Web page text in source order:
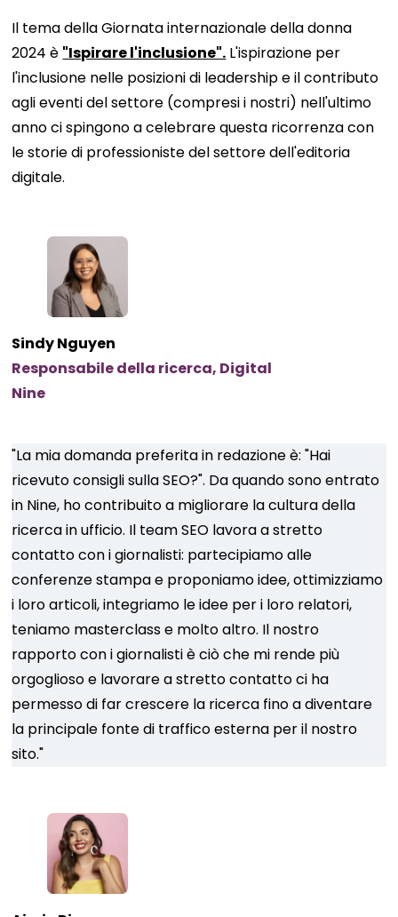
Il tema della Giornata internazionale della donna
2024 è "Ispirare l'inclusione". L'ispirazione per
l'inclusione nelle posizioni di leadership e il contributo
agli eventi del settore (compresi i nostri) nell'ultimo
anno ci spingono a celebrare questa ricorrenza con
le storie di professioniste del settore dell'editoria
digitale.
Sindy Nguyen
Responsabile della ricerca, Digital
Nine
"La mia domanda preferita in redazione è: "Hai
ricevuto consigli sulla SEO?". Da quando sono entrato
in Nine, ho contribuito a migliorare la cultura della
ricerca in ufficio. Il team SEO lavora a stretto
contatto con i giornalisti: partecipiamo alle
conferenze stampa e proponiamo idee, ottimizziamo
i loro articoli, integriamo le idee per i loro relatori,
teniamo masterclass e molto altro. Il nostro
rapporto con i giornalisti è ciò che mi rende più
orgoglioso e lavorare a stretto contatto ci ha
permesso di far crescere la ricerca fino a diventare
la principale fonte di traffico esterna per il nostro
sito."